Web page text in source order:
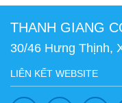
THANH GIANG
30/46 Hưng Thịnh,
LIÊN KẾT WEBSITE